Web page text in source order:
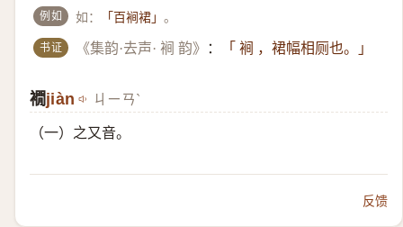
例如 如： 「百裥裙」。
书证 《集韵·去声· 裥 韵》 ： 「 裥 ，裙幅相厕也。」
襉​jiàn ㄐㄧㄢˋ
（一）​之又音。
反馈